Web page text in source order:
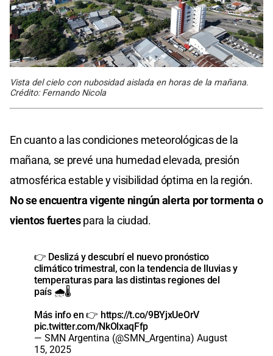
Vista del cielo con nubosidad aislada en horas de la mañana.
Crédito: Fernando Nicola
En cuanto a las condiciones meteorológicas de la
mañana, se prevé una humedad elevada, presión
atmosférica estable y visibilidad óptima en la región.
No se encuentra vigente ningún alerta por tormenta o
vientos fuertespara la ciudad.
👉 Deslizá y descubrí el nuevo pronóstico
climático trimestral, con la tendencia de lluvias y
temperaturas para las distintas regiones del
país 🌧️🌡️
Más info en 👉 https://t.co/9BYjxUeOrV
pic.twitter.com/NkOlxaqFfp
— SMN Argentina (@SMN_Argentina) August
15, 2025